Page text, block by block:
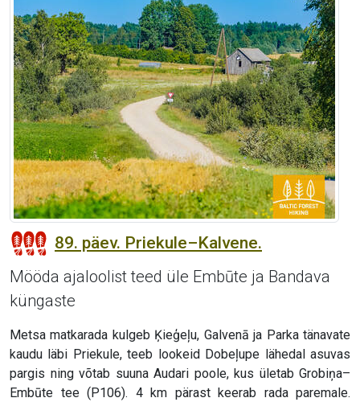
89. päev. Priekule–Kalvene.
Mööda ajaloolist teed üle Embūte ja Bandava
küngaste
Metsa matkarada kulgeb Ķieģeļu, Galvenā ja Parka tänavate
kaudu läbi Priekule, teeb lookeid Dobeļupe lähedal asuvas
pargis ning võtab suuna Audari poole, kus ületab Grobiņa–
Embūte tee (P106). 4 km pärast keerab rada paremale.